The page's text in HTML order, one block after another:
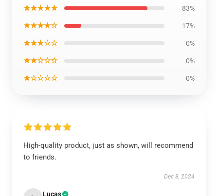
★★★★★ 83%
★★★★☆ 17%
★★★☆☆ 0%
★★☆☆☆ 0%
★☆☆☆☆ 0%
High-quality product, just as shown, will recommend
to friends.
Dec 8, 2024
Lucas